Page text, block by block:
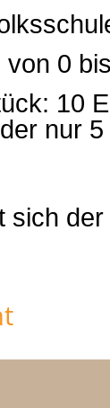
0
10
nur
sich